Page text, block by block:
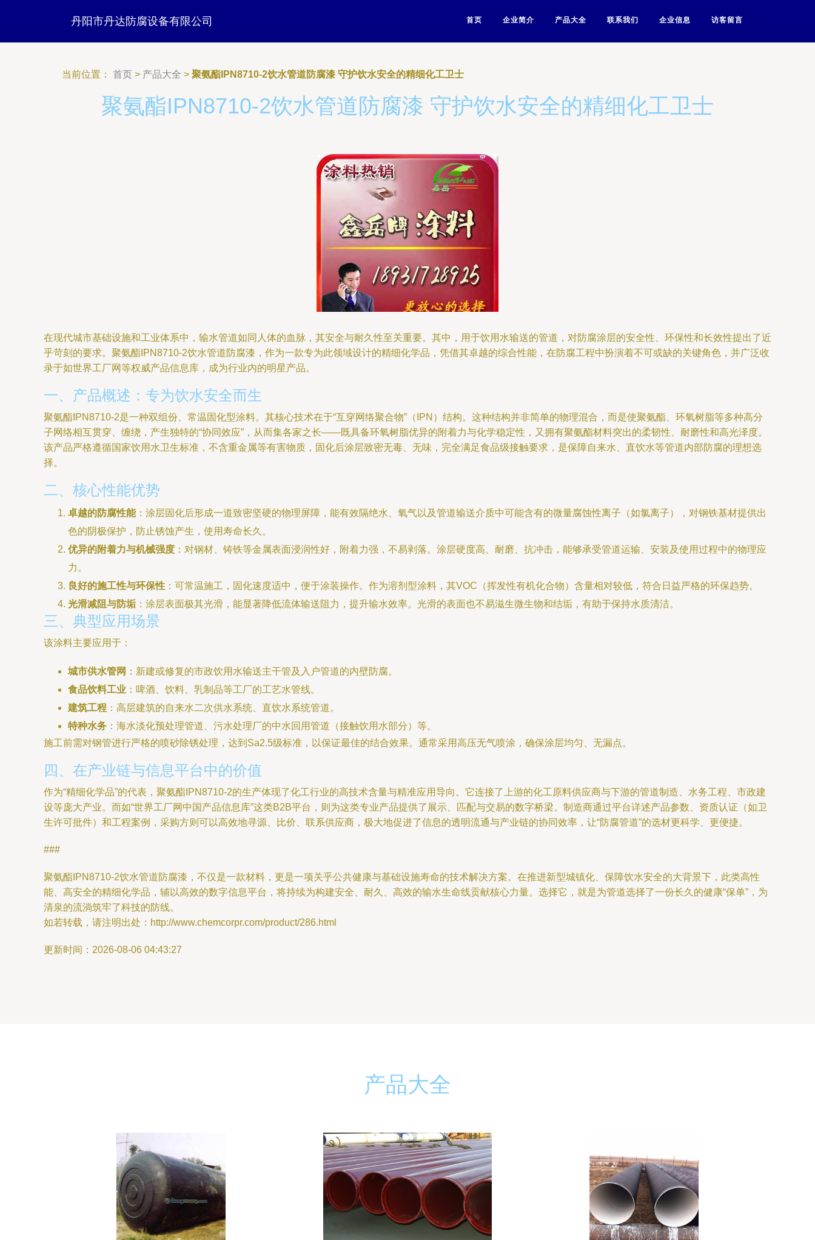
丹阳市丹达防腐设备有限公司 首页 企业简介 产品大全 联系我们 企业信息 访客留言
当前位置： 首页 > 产品大全 > 聚氨酯IPN8710-2饮水管道防腐漆 守护饮水安全的精细化工卫士
聚氨酯IPN8710-2饮水管道防腐漆 守护饮水安全的精细化工卫士
在现代城市基础设施和工业体系中，输水管道如同人体的血脉，其安全与耐久性至关重要。其中，用于饮用水输送的管道，对防腐涂层的安全性、环保性和长效性提出了近
乎苛刻的要求。聚氨酯IPN8710-2饮水管道防腐漆，作为一款专为此领域设计的精细化学品，凭借其卓越的综合性能，在防腐工程中扮演着不可或缺的关键角色，并广泛收
录于如世界工厂网等权威产品信息库，成为行业内的明星产品。
一、产品概述：专为饮水安全而生
聚氨酯IPN8710-2是一种双组份、常温固化型涂料。其核心技术在于“互穿网络聚合物”（IPN）结构。这种结构并非简单的物理混合，而是使聚氨酯、环氧树脂等多种高分
子网络相互贯穿、缠绕，产生独特的“协同效应”，从而集各家之长——既具备环氧树脂优异的附着力与化学稳定性，又拥有聚氨酯材料突出的柔韧性、耐磨性和高光泽度。
该产品严格遵循国家饮用水卫生标准，不含重金属等有害物质，固化后涂层致密无毒、无味，完全满足食品级接触要求，是保障自来水、直饮水等管道内部防腐的理想选
择。
二、核心性能优势
卓越的防腐性能：涂层固化后形成一道致密坚硬的物理屏障，能有效隔绝水、氧气以及管道输送介质中可能含有的微量腐蚀性离子（如氯离子），对钢铁基材提供出
色的阴极保护，防止锈蚀产生，使用寿命长久。
优异的附着力与机械强度 ：对钢材、铸铁等金属表面浸润性好，附着力强，不易剥落。涂层硬度高、耐磨、抗冲击，能够承受管道运输、安装及使用过程中的物理应
力。
良好的施工性与环保性 ：可常温施工，固化速度适中，便于涂装操作。作为溶剂型涂料，其VOC（挥发性有机化合物）含量相对较低，符合日益严格的环保趋势。
光滑减阻与防垢 ：涂层表面极其光滑，能显著降低流体输送阻力，提升输水效率。光滑的表面也不易滋生微生物和结垢，有助于保持水质清洁。
三、典型应用场景
该涂料主要应用于：
城市供水管网 ：新建或修复的市政饮用水输送主干管及入户管道的内壁防腐。
食品饮料工业 ：啤酒、饮料、乳制品等工厂的工艺水管线。
建筑工程 ：高层建筑的自来水二次供水系统、直饮水系统管道。
特种水务 ：海水淡化预处理管道、污水处理厂的中水回用管道（接触饮用水部分）等。
施工前需对钢管进行严格的喷砂除锈处理，达到Sa2.5级标准，以保证最佳的结合效果。通常采用高压无气喷涂，确保涂层均匀、无漏点。
四、在产业链与信息平台中的价值
作为“精细化学品”的代表，聚氨酯IPN8710-2的生产体现了化工行业的高技术含量与精准应用导向。它连接了上游的化工原料供应商与下游的管道制造、水务工程、市政建
设等庞大产业。而如“世界工厂网中国产品信息库”这类B2B平台，则为这类专业产品提供了展示、匹配与交易的数字桥梁。制造商通过平台详述产品参数、资质认证（如卫
生许可批件）和工程案例，采购方则可以高效地寻源、比价、联系供应商，极大地促进了信息的透明流通与产业链的协同效率，让“防腐管道”的选材更科学、更便捷。
###
聚氨酯IPN8710-2饮水管道防腐漆，不仅是一款材料，更是一项关乎公共健康与基础设施寿命的技术解决方案。在推进新型城镇化、保障饮水安全的大背景下，此类高性
能、高安全的精细化学品，辅以高效的数字信息平台，将持续为构建安全、耐久、高效的输水生命线贡献核心力量。选择它，就是为管道选择了一份长久的健康“保单”，为
清泉的流淌筑牢了科技的防线。
如若转载，请注明出处：http://www.chemcorpr.com/product/286.html
更新时间：2026-08-06 04:43:27
产品大全